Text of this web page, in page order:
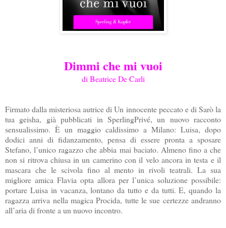
Dimmi che mi vuoi
di Beatrice De Carli
Firmato dalla misteriosa autrice di Un innocente peccato e di Sarò la
tua geisha, già pubblicati in SperlingPrivé, un nuovo racconto
sensualissimo. È un maggio caldissimo a Milano: Luisa, dopo
dodici anni di fidanzamento, pensa di essere pronta a sposare
Stefano, l’unico ragazzo che abbia mai baciato. Almeno fino a che
non si ritrova chiusa in un camerino con il velo ancora in testa e il
mascara che le scivola fino al mento in rivoli teatrali. La sua
migliore amica Flavia opta allora per l’unica soluzione possibile:
portare Luisa in vacanza, lontano da tutto e da tutti. E, quando la
ragazza arriva nella magica Procida, tutte le sue certezze andranno
all’aria di fronte a un nuovo incontro.